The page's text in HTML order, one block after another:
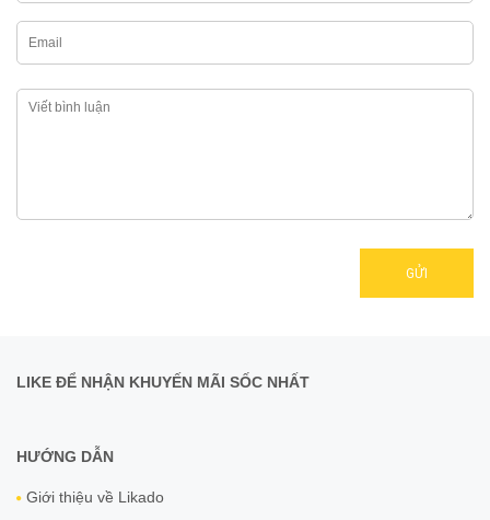
GỬI
LIKE ĐỂ NHẬN KHUYẾN MÃI SỐC NHẤT
HƯỚNG DẪN
Giới thiệu về Likado